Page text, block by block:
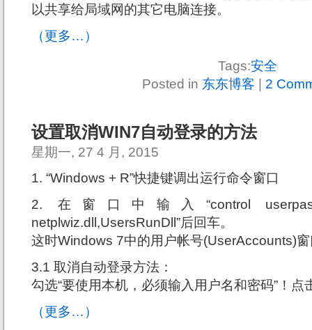
以共享给局域网的其它电脑连接。
（更多…）
Tags:安全
Posted in 东东博客 | 2
设置取消WIN7自动登录的方法
星期一, 27 4 月, 2015
1. “Windows + R”快捷键调出运行命令窗口
2. 在窗口中输入“control
netplwiz.dll,UsersRunDll”后回车。
这时Windows 7中的用户帐号(UserAccounts)
3.1 取消自动登录方法：
勾选“要使用本机，必须输入用户名和密码”！点
（更多…）